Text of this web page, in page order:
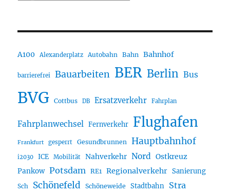
A100 Alexanderplatz Autobahn Bahn Bahnhof
barrierefrei Bauarbeiten BER Berlin Bus
BVG Cottbus DB Ersatzverkehr Fahrplan
Fahrplanwechsel Fernverkehr Flughafen
Frankfurt gesperrt Gesundbrunnen Hauptbahnhof
i2030 ICE Mobilität Nahverkehr Nord Ostkreuz
Pankow Potsdam RE1 Regionalverkehr Sanierung
Sch Schönefeld Schöneweide Stadtbahn Stra